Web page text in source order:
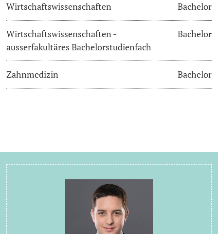
Wirtschaftswissenschaften Bachelor
Wirtschaftswissenschaften -
ausserfakultäres Bachelorstudienfach
Bachelor
Zahnmedizin Bachelor